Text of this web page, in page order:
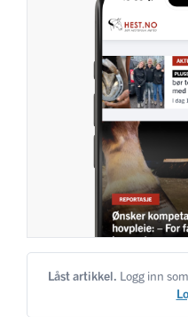
Låst artikkel. Logg inn